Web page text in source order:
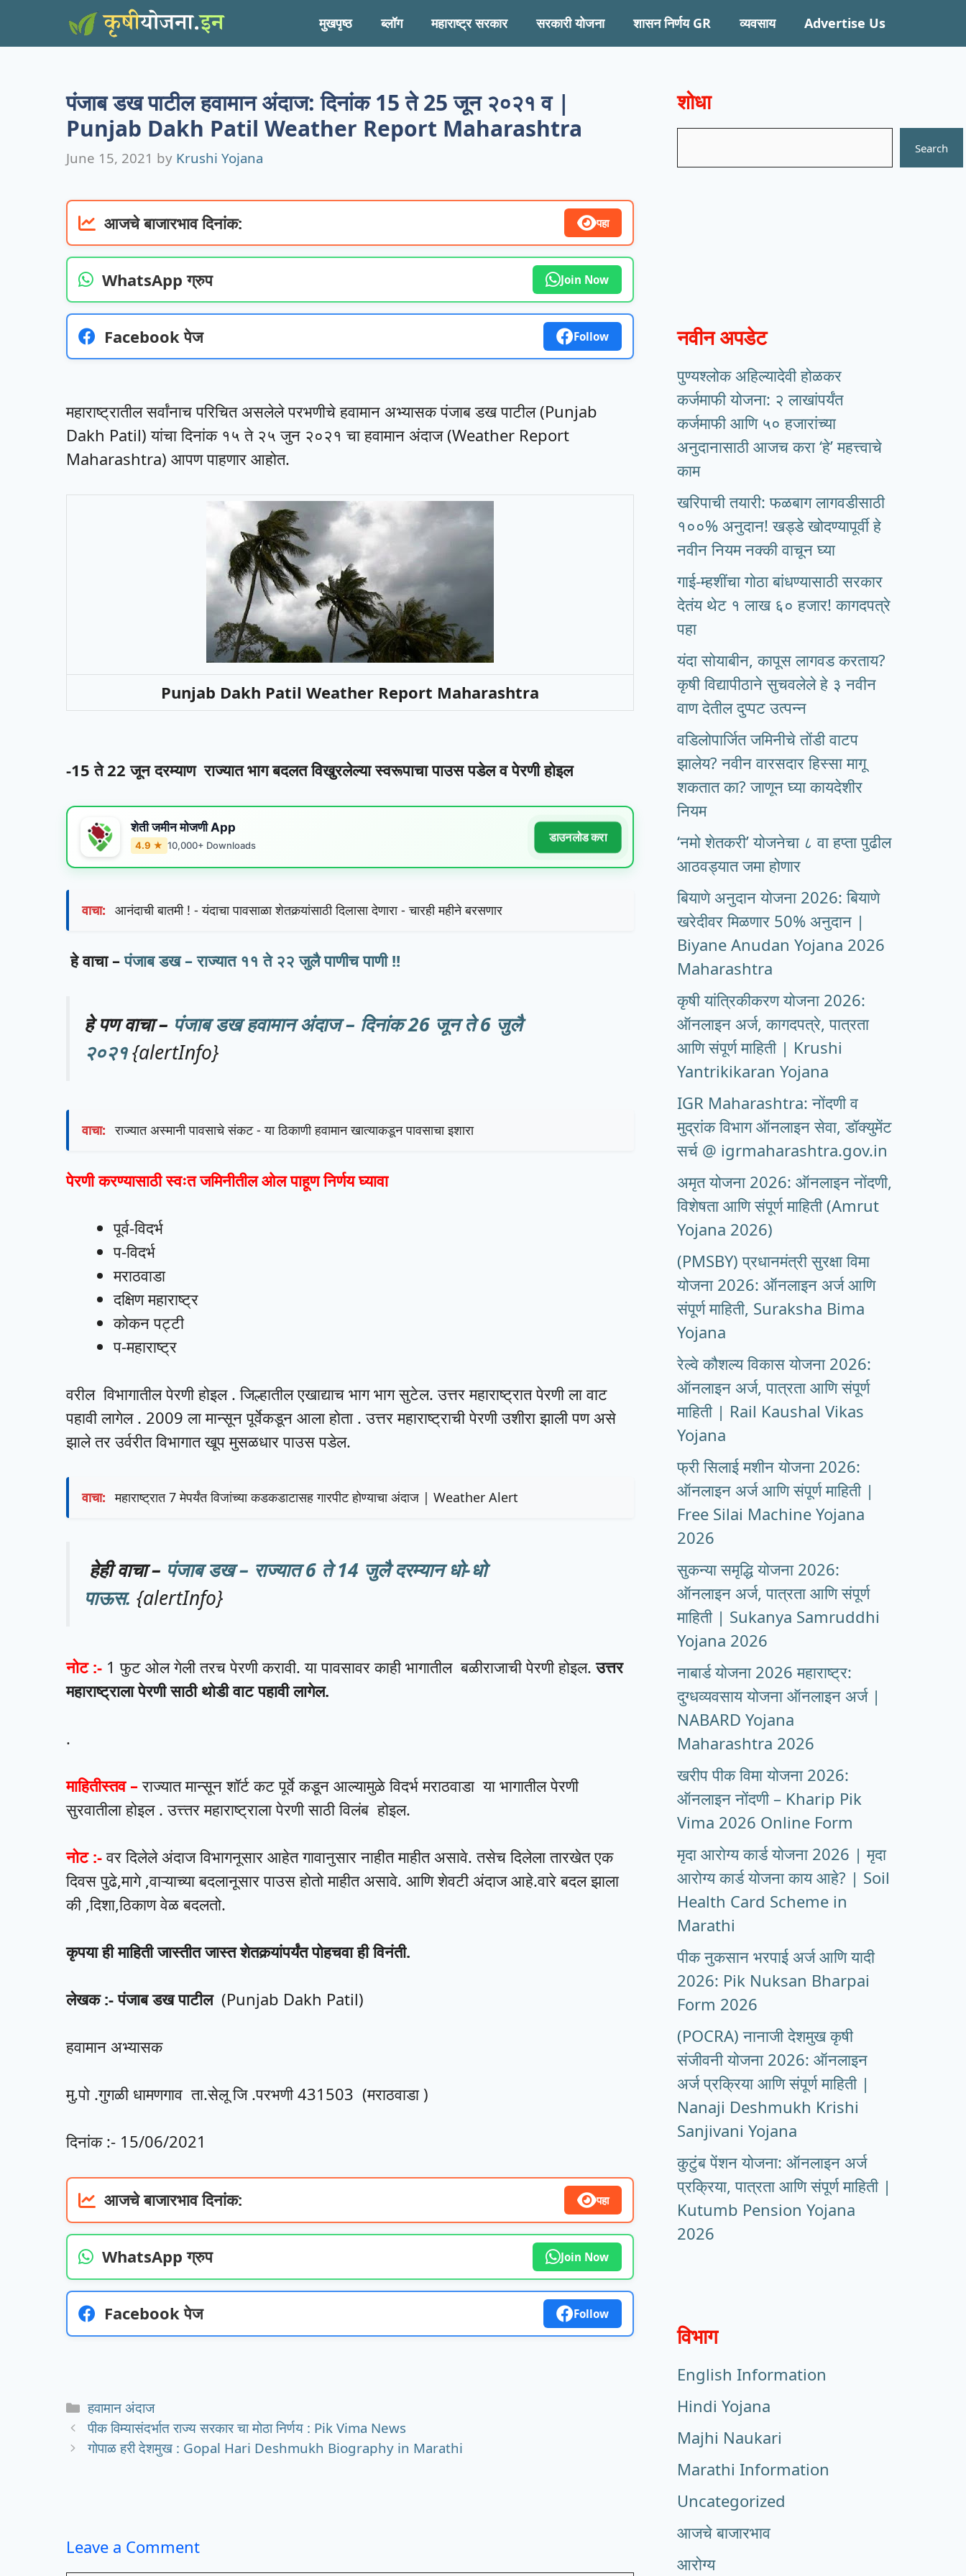
मुखपृष्ठ ब्लॉग महाराष्ट्र सरकार सरकारी योजना शासन निर्णय GR व्यवसाय Advertise Us
पंजाब डख पाटील हवामान अंदाज: दिनांक 15 ते 25 जून २०२१ व |
Punjab Dakh Patil Weather Report Maharashtra
June 15, 2021 by Krushi Yojana
आजचे बाजारभाव दिनांक: पहा
WhatsApp ग्रुप Join Now
Facebook पेज Follow
महाराष्ट्रातील सर्वांनाच परिचित असलेले परभणीचे हवामान अभ्यासक पंजाब डख पाटील (Punjab
Dakh Patil) यांचा दिनांक १५ ते २५ जुन २०२१ चा हवामान अंदाज (Weather Report
Maharashtra) आपण पाहणार आहोत.
Punjab Dakh Patil Weather Report Maharashtra
-15 ते 22 जून दरम्याण राज्यात भाग बदलत विखुरलेल्या स्वरूपाचा पाउस पडेल व पेरणी होइल
शेती जमीन मोजणी App
4.9 ★ 10,000+ Downloads
डाउनलोड करा
वाचा: आनंदाची बातमी ! - यंदाचा पावसाळा शेतकर्‍यांसाठी दिलासा देणारा - चारही महीने बरसणार
हे वाचा –पंजाब डख – राज्यात ११ ते २२ जुलै पाणीच पाणी !!
हे पण वाचा – पंजाब डख हवामान अंदाज – दिनांक 26 जून ते 6 जुलै
२०२१{alertInfo}
वाचा: राज्यात अस्मानी पावसाचे संकट - या ठिकाणी हवामान खात्याकडून पावसाचा इशारा
पेरणी करण्यासाठी स्वःत जमिनीतील ओल पाहूण निर्णय घ्यावा
पूर्व-विदर्भ
प-विदर्भ
मराठवाडा
दक्षिण महाराष्ट्र
कोकन पट्टी
प-महाराष्ट्र
वरील विभागातील पेरणी होइल . जिल्हातील एखाद्याच भाग भाग सुटेल. उत्तर महाराष्ट्रात पेरणी ला वाट
पहावी लागेल . 2009 ला मान्सून पूर्वेकडून आला होता . उत्तर महाराष्ट्राची पेरणी उशीरा झाली पण असे
झाले तर उर्वरीत विभागात खूप मुसळधार पाउस पडेल.
वाचा: महाराष्ट्रात 7 मेपर्यंत विजांच्या कडकडाटासह गारपीट होण्याचा अंदाज | Weather Alert
हेही वाचा – पंजाब डख – राज्यात 6 ते 14 जुलै दरम्यान धो-धो
पाऊस. {alertInfo}
नोट :- 1 फुट ओल गेली तरच पेरणी करावी. या पावसावर काही भागातील बळीराजाची पेरणी होइल.उत्तर
महाराष्ट्राला पेरणी साठी थोडी वाट पहावी लागेल.
.
माहितीस्तव –राज्यात मान्सून शॉर्ट कट पूर्वे कडून आल्यामुळे विदर्भ मराठवाडा या भागातील पेरणी
सुरवातीला होइल . उत्त्तर महाराष्ट्राला पेरणी साठी विलंब होइल.
नोट :-वर दिलेले अंदाज विभागनूसार आहेत गावानुसार नाहीत माहीत असावे. तसेच दिलेला तारखेत एक
दिवस पुढे,मागे ,वाऱ्याच्या बदलानूसार पाउस होतो माहीत असावे. आणि शेवटी अंदाज आहे.वारे बदल झाला
की ,दिशा,ठिकाण वेळ बदलतो.
कृपया ही माहिती जास्तीत जास्त शेतकर्‍यांपर्यंत पोहचवा ही विनंती.
लेखक :- पंजाब डख पाटील(Punjab Dakh Patil)
हवामान अभ्यासक
मु.पो .गुगळी धामणगाव ता.सेलू जि .परभणी 431503 (मराठवाडा )
दिनांक :- 15/06/2021
आजचे बाजारभाव दिनांक: पहा
WhatsApp ग्रुप Join Now
Facebook पेज Follow
Categories
हवामान अंदाज
पीक विम्यासंदर्भात राज्य सरकार चा मोठा निर्णय : Pik Vima News
गोपाळ हरी देशमुख : Gopal Hari Deshmukh Biography in Marathi
Leave a Comment
शोधा
Search
नवीन अपडेट
पुण्यश्लोक अहिल्यादेवी होळकर
कर्जमाफी योजना: २ लाखांपर्यंत
कर्जमाफी आणि ५० हजारांच्या
अनुदानासाठी आजच करा ‘हे’ महत्त्वाचे
काम
खरिपाची तयारी: फळबाग लागवडीसाठी
१००% अनुदान! खड्डे खोदण्यापूर्वी हे
नवीन नियम नक्की वाचून घ्या
गाई-म्हशींचा गोठा बांधण्यासाठी सरकार
देतंय थेट १ लाख ६० हजार! कागदपत्रे
पहा
यंदा सोयाबीन, कापूस लागवड करताय?
कृषी विद्यापीठाने सुचवलेले हे ३ नवीन
वाण देतील दुप्पट उत्पन्न
वडिलोपार्जित जमिनीचे तोंडी वाटप
झालेय? नवीन वारसदार हिस्सा मागू
शकतात का? जाणून घ्या कायदेशीर
नियम
‘नमो शेतकरी’ योजनेचा ८ वा हप्ता पुढील
आठवड्यात जमा होणार
बियाणे अनुदान योजना 2026: बियाणे
खरेदीवर मिळणार 50% अनुदान |
Biyane Anudan Yojana 2026
Maharashtra
कृषी यांत्रिकीकरण योजना 2026:
ऑनलाइन अर्ज, कागदपत्रे, पात्रता
आणि संपूर्ण माहिती | Krushi
Yantrikikaran Yojana
IGR Maharashtra: नोंदणी व
मुद्रांक विभाग ऑनलाइन सेवा, डॉक्युमेंट
सर्च @ igrmaharashtra.gov.in
अमृत योजना 2026: ऑनलाइन नोंदणी,
विशेषता आणि संपूर्ण माहिती (Amrut
Yojana 2026)
(PMSBY) प्रधानमंत्री सुरक्षा विमा
योजना 2026: ऑनलाइन अर्ज आणि
संपूर्ण माहिती, Suraksha Bima
Yojana
रेल्वे कौशल्य विकास योजना 2026:
ऑनलाइन अर्ज, पात्रता आणि संपूर्ण
माहिती | Rail Kaushal Vikas
Yojana
फ्री सिलाई मशीन योजना 2026:
ऑनलाइन अर्ज आणि संपूर्ण माहिती |
Free Silai Machine Yojana
2026
सुकन्या समृद्धि योजना 2026:
ऑनलाइन अर्ज, पात्रता आणि संपूर्ण
माहिती | Sukanya Samruddhi
Yojana 2026
नाबार्ड योजना 2026 महाराष्ट्र:
दुग्धव्यवसाय योजना ऑनलाइन अर्ज |
NABARD Yojana
Maharashtra 2026
खरीप पीक विमा योजना 2026:
ऑनलाइन नोंदणी – Kharip Pik
Vima 2026 Online Form
मृदा आरोग्य कार्ड योजना 2026 | मृदा
आरोग्य कार्ड योजना काय आहे? | Soil
Health Card Scheme in
Marathi
पीक नुकसान भरपाई अर्ज आणि यादी
2026: Pik Nuksan Bharpai
Form 2026
(POCRA) नानाजी देशमुख कृषी
संजीवनी योजना 2026: ऑनलाइन
अर्ज प्रक्रिया आणि संपूर्ण माहिती |
Nanaji Deshmukh Krishi
Sanjivani Yojana
कुटुंब पेंशन योजना: ऑनलाइन अर्ज
प्रक्रिया, पात्रता आणि संपूर्ण माहिती |
Kutumb Pension Yojana
2026
विभाग
English Information
Hindi Yojana
Majhi Naukari
Marathi Information
Uncategorized
आजचे बाजारभाव
आरोग्य